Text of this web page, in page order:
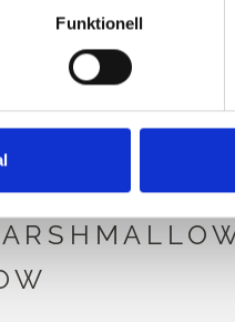
Funktionell
NEDAN ÄR
SOFT
MED